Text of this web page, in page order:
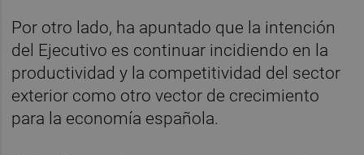
Por otro lado, ha apuntado que la intención
del Ejecutivo es continuar incidiendo en la
productividad y la competitividad del sector
exterior como otro vector de crecimiento
para la economía española.